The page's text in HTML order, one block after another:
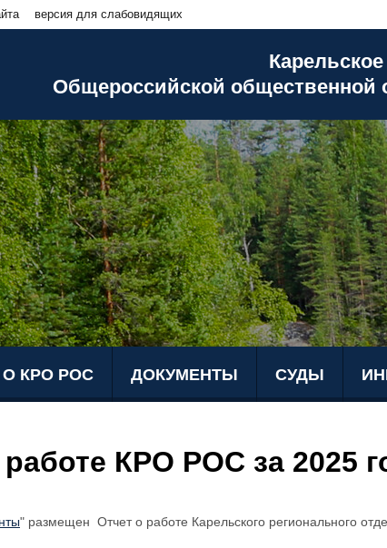
версия для слабовидящих
Общероссийской общественной
О КРО РОС ДОКУМЕНТЫ СУДЫ
КРО РОС за 2025
" размещен Отчет о работе Карельского регионального